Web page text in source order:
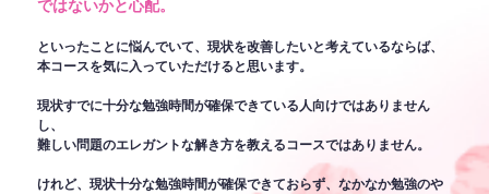
ではないかと心配。
といったことに悩んでいて、現状を改善したいと考えているならば、
本コースを気に入っていただけると思います。
現状すでに十分な勉強時間が確保できている人向けではありません
し、
難しい問題のエレガントな解き方を教えるコースではありません。
けれど、現状十分な勉強時間が確保できておらず、なかなか勉強のや